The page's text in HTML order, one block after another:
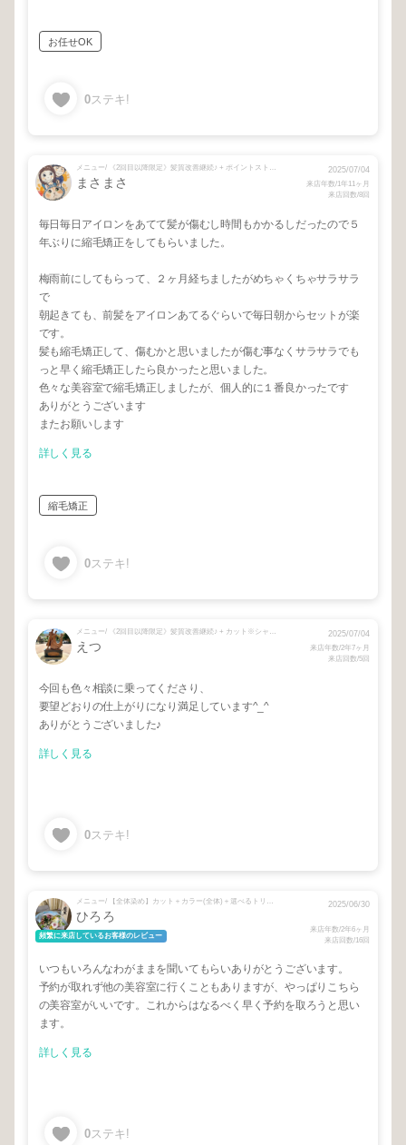
お任せOK
0ステキ!
メニュー/ 《2回目以降限定》髪質改善継続♪ + ポイントストレート + ポイント髪質改善トリートメント
まさまさ
2025/07/04
来店年数/1年11ヶ月
来店回数/8回
毎日毎日アイロンをあてて髪が傷むし時間もかかるしだったので５
年ぶりに縮毛矯正をしてもらいました。
梅雨前にしてもらって、２ヶ月経ちましたがめちゃくちゃサラサラ
で
朝起きても、前髪をアイロンあてるぐらいで毎日朝からセットが楽
です。
髪も縮毛矯正して、傷むかと思いましたが傷む事なくサラサラでも
っと早く縮毛矯正したら良かったと思いました。
色々な美容室で縮毛矯正しましたが、個人的に１番良かったです
ありがとうございます
またお願いします
詳しく見る
縮毛矯正
0ステキ!
メニュー/ 《2回目以降限定》髪質改善継続♪ + カット※シャンプー無
えつ
2025/07/04
来店年数/2年7ヶ月
来店回数/5回
今回も色々相談に乗ってくださり、
要望どおりの仕上がりになり満足しています^_^
ありがとうございました♪
詳しく見る
0ステキ!
メニュー/ 【全体染め】カット＋カラー(全体)＋選べるトリートメント
ひろろ
頻繁に来店しているお客様のレビュー
2025/06/30
来店年数/2年6ヶ月
来店回数/16回
いつもいろんなわがままを聞いてもらいありがとうございます。
予約が取れず他の美容室に行くこともありますが、やっぱりこちら
の美容室がいいです。これからはなるべく早く予約を取ろうと思い
ます。
詳しく見る
0ステキ!